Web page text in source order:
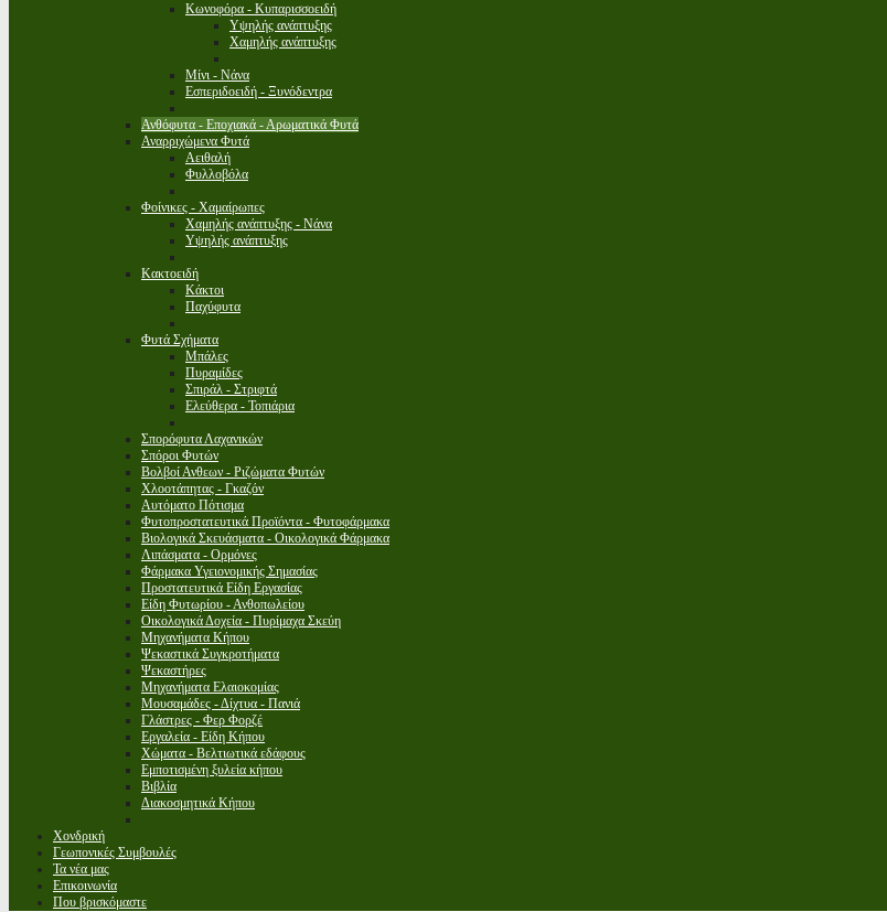
Κωνοφόρα - Κυπαρισσοειδή
Υψηλής ανάπτυξης
Χαμηλής ανάπτυξης
Μίνι - Νάνα
Εσπεριδοειδή - Ξυνόδεντρα
Ανθόφυτα - Εποχιακά - Αρωματικά Φυτά
Αναρριχώμενα Φυτά
Αειθαλή
Φυλλοβόλα
Φοίνικες - Χαμαίρωπες
Χαμηλής ανάπτυξης - Νάνα
Υψηλής ανάπτυξης
Κακτοειδή
Κάκτοι
Παχύφυτα
Φυτά Σχήματα
Μπάλες
Πυραμίδες
Σπιράλ - Στριφτά
Ελεύθερα - Τοπιάρια
Σπορόφυτα Λαχανικών
Σπόροι Φυτών
Βολβοί Ανθεων - Ριζώματα Φυτών
Χλοοτάπητας - Γκαζόν
Αυτόματο Πότισμα
Φυτοπροστατευτικά Προϊόντα - Φυτοφάρμακα
Βιολογικά Σκευάσματα - Οικολογικά Φάρμακα
Λιπάσματα - Ορμόνες
Φάρμακα Υγειονομικής Σημασίας
Προστατευτικά Είδη Εργασίας
Είδη Φυτωρίου - Ανθοπωλείου
Οικολογικά Δοχεία - Πυρίμαχα Σκεύη
Μηχανήματα Κήπου
Ψεκαστικά Συγκροτήματα
Ψεκαστήρες
Μηχανήματα Ελαιοκομίας
Μουσαμάδες - Δίχτυα - Πανιά
Γλάστρες - Φερ Φορζέ
Εργαλεία - Είδη Κήπου
Χώματα - Βελτιωτικά εδάφους
Εμποτισμένη ξυλεία κήπου
Βιβλία
Διακοσμητικά Κήπου
Χονδρική
Γεωπονικές Συμβουλές
Τα νέα μας
Επικοινωνία
Που βρισκόμαστε